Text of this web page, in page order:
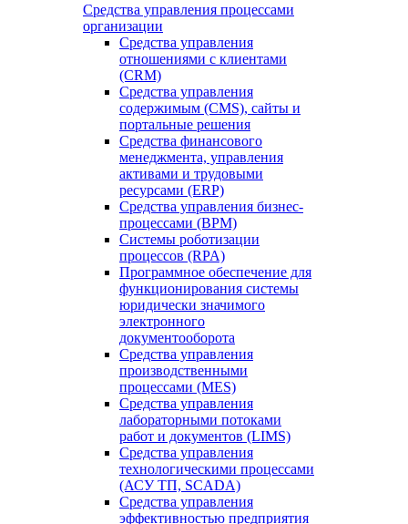
Средства управления процессами
организации
Средства управления
отношениями с клиентами
(CRM)
Средства управления
содержимым (CMS), сайты и
портальные решения
Средства финансового
менеджмента, управления
активами и трудовыми
ресурсами (ERP)
Средства управления бизнес-
процессами (BPM)
Системы роботизации
процессов (RPA)
Программное обеспечение для
функционирования системы
юридически значимого
электронного
документооборота
Средства управления
производственными
процессами (MES)
Средства управления
лабораторными потоками
работ и документов (LIMS)
Средства управления
технологическими процессами
(АСУ ТП, SCADA)
Средства управления
эффективностью предприятия